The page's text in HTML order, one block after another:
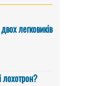
легковиків
лохотрон?